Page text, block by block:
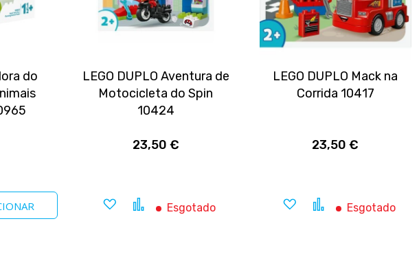
do
LEGO DUPLO Aventura de
Motocicleta do Spin
10424
23,50 €
Esgotado
AdicionarComparar
LEGO DUPLO Mack na
Corrida 10417
23,50 €
Esgotado
AdicionarComparar